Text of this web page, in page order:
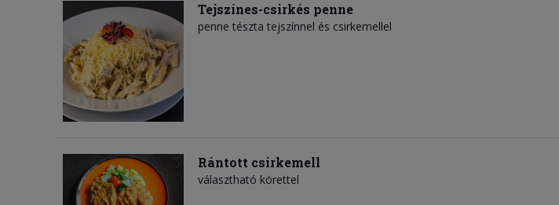
Tejszínes-csirkés penne
penne tészta tejszínnel és csirkemellel
Rántott csirkemell
választható körettel